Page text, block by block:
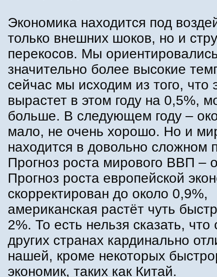
Экономика находится под
только внешних шоков, но и
перекосов. Мы
значительно более высокие
сейчас мы исходим из того, что
вырастет в этом году на 0,5%,
больше. В следующем году –
мало, не очень хорошо. Но и
находится в довольно сложном
Прогноз роста мирового ВВП –
Прогноз роста европейской
скорректирован до около 0,9%,
американская растёт чуть
2%. То есть нельзя сказать, что
других странах кардинально
нашей, кроме некоторых
экономик, таких как Китай.